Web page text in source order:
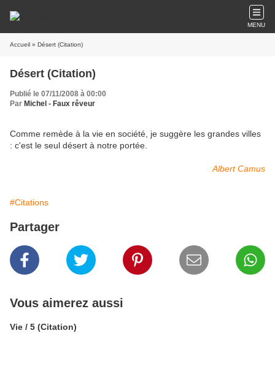
MENU
Accueil » Désert (Citation)
Désert (Citation)
Publié le 07/11/2008 à 00:00
Par Michel - Faux rêveur
Comme remède à la vie en société, je suggère les grandes villes
: c'est le seul désert à notre portée.
Albert Camus
#Citations
Partager
Vous aimerez aussi
Vie / 5 (Citation)